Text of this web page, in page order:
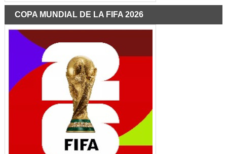
COPA MUNDIAL DE LA FIFA 2026